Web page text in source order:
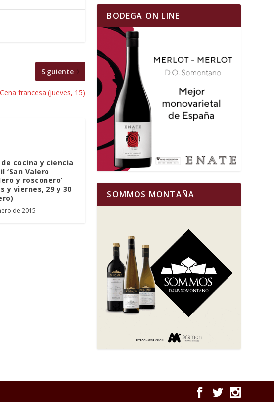
Siguiente
Cena francesa (jueves, 15)
cocina y ciencia
‘San Valero
y rosconero’
y viernes, 29 y 30
de 2015
BODEGA ON LINE
SOMMOS MONTAÑA